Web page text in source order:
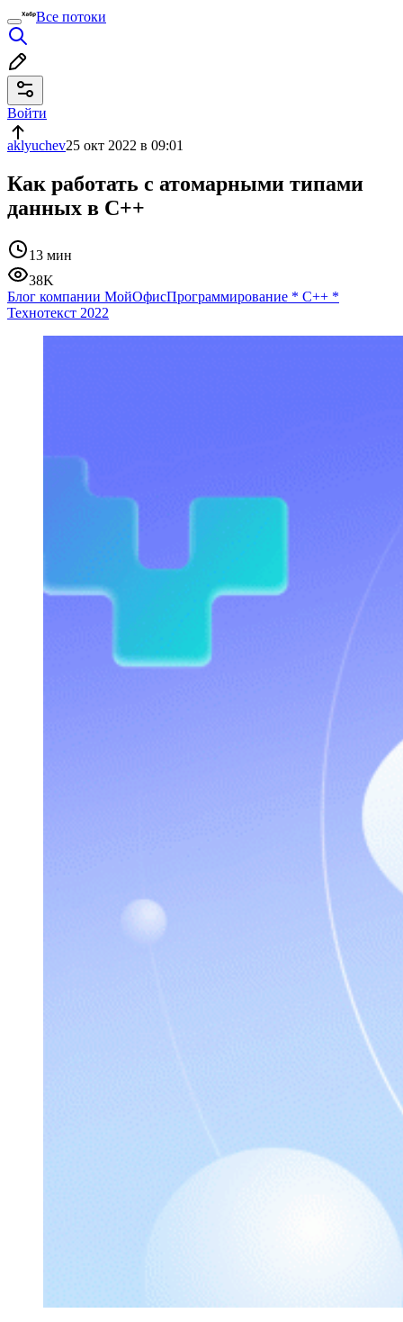
Все потоки
Войти
aklyuchev25 окт 2022 в 09:01
Как работать с атомарными типами
данных в C++
13 мин
38K
Блог компании МойОфисПрограммирование * C++ *
Технотекст 2022